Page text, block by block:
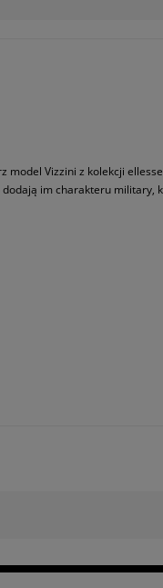
model Vizzini z kolekcji
im charakteru military,